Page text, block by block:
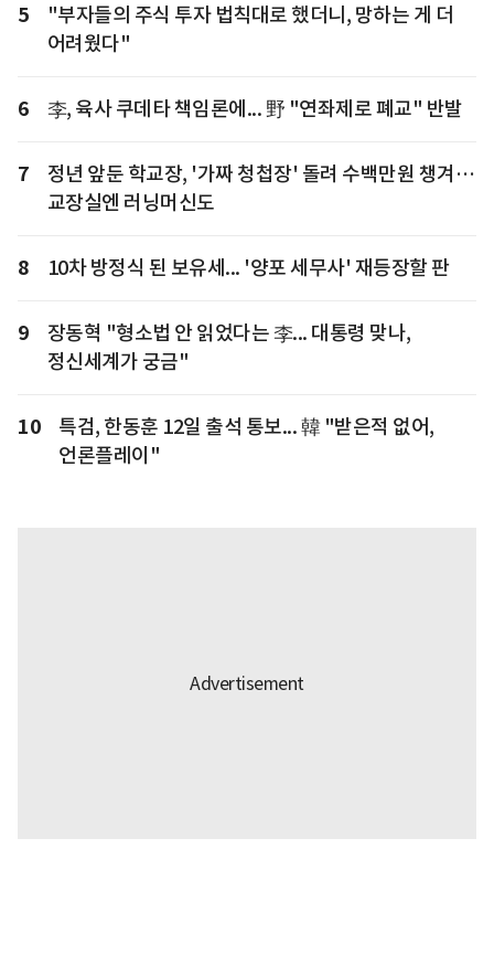
5
"부자들의 주식 투자 법칙대로 했더니, 망하는 게 더
어려웠다"
6 李, 육사 쿠데타 책임론에... 野 "연좌제로 폐교" 반발
7
정년 앞둔 학교장, '가짜 청첩장' 돌려 수백만원 챙겨…
교장실엔 러닝머신도
8 10차 방정식 된 보유세... '양포 세무사' 재등장할 판
9
장동혁 "형소법 안 읽었다는 李... 대통령 맞나,
정신세계가 궁금"
10
특검, 한동훈 12일 출석 통보... 韓 "받은적 없어,
언론플레이"